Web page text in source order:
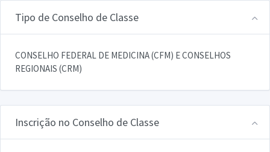
Tipo de Conselho de Classe
CONSELHO FEDERAL DE MEDICINA (CFM) E CONSELHOS
REGIONAIS (CRM)
Inscrição no Conselho de Classe